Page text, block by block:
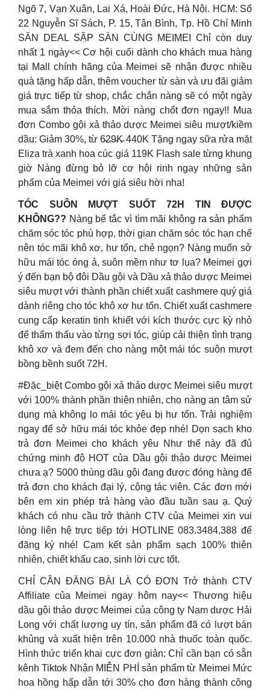
Ngõ 7, Vạn Xuân, Lai Xá, Hoài Đức, Hà Nội. HCM: Số
22 Nguyễn Sĩ Sách, P. 15, Tân Bình, Tp. Hồ Chí Minh
SĂN DEAL SẬP SÀN CÙNG MEIMEI Chỉ còn duy
nhất 1 ngày<< Cơ hội cuối dành cho khách mua hàng
tại Mall chính hãng của Meimei sẽ nhận được nhiều
quà tặng hấp dẫn, thêm voucher từ sàn và ưu đãi giảm
giá trực tiếp từ shop, chắc chắn nàng sẽ có một ngày
mua sắm thỏa thích. Mời nàng chốt đơn ngay!! Mua
đơn Combo gội xả thảo dược Meimei siêu mượt/kiềm
dầu: Giảm 30%, từ 6̵2̵9̵K̵ 440K Tặng ngay sữa rửa mặt
Eliza trà xanh hoa cúc giá 119K Flash sale từng khung
giờ Nàng đừng bỏ lỡ cơ hội rinh ngay những sản
phẩm của Meimei với giá siêu hời nha!
TÓC SUÔN MƯỢT SUỐT 72H TIN ĐƯỢC
KHÔNG?? Nàng bế tắc vì tìm mãi không ra sản phẩm
chăm sóc tóc phù hợp, thời gian chăm sóc tóc hạn chế
nên tóc mãi khô xơ, hư tổn, chẻ ngọn? Nàng muốn sở
hữu mái tóc óng ả, suôn mềm như tơ lụa? Meimei gợi
ý đến bạn bộ đôi Dầu gội và Dầu xả thảo dược Meimei
siêu mượt với thành phần chiết xuất cashmere quý giá
dành riêng cho tóc khô xơ hư tổn. Chiết xuất cashmere
cung cấp keratin tinh khiết với kích thước cực kỳ nhỏ
để thẩm thấu vào từng sợi tóc, giúp cải thiện tình trạng
khô xơ và đem đến cho nàng một mái tóc suôn mượt
bồng bềnh suốt 72H.
#Đặc_biệt Combo gội xả thảo dược Meimei siêu mượt
với 100% thành phần thiên nhiên, cho nàng an tâm sử
dụng mà không lo mái tóc yêu bị hư tổn. Trải nghiệm
ngay để sở hữu mái tóc khỏe đẹp nhé! Dọn sạch kho
trả đơn Meimei cho khách yêu Như thế này đã đủ
chứng minh độ HOT của Dầu gội thảo dược Meimei
chưa ạ? 5000 thùng dầu gội đang được đóng hàng để
trả đơn cho khách đại lý, cộng tác viên. Các đơn mới
bên em xin phép trả hàng vào đầu tuần sau ạ. Quý
khách có nhu cầu trở thành CTV của Meimei xin vui
lòng liên hệ trực tiếp tới HOTLINE 083.3484.388 để
đăng ký nhé! Cam kết sản phẩm sạch 100% thiên
nhiên, chiết khấu cao, sinh lời cực tốt.
CHỈ CẦN ĐĂNG BÀI LÀ CÓ ĐƠN Trở thành CTV
Affiliate của Meimei ngay hôm nay<< Thương hiệu
dầu gội thảo dược Meimei của công ty Nam dược Hải
Long với chất lượng uy tín, sản phẩm đã có lượt bán
khủng và xuất hiện trên 10.000 nhà thuốc toàn quốc.
Hình thức triển khai cực đơn giản: Chỉ cần bạn có sẵn
kênh Tiktok Nhận MIỄN PHÍ sản phẩm từ Meimei Mức
hoa hồng hấp dẫn tới 30% cho đơn hàng thành công